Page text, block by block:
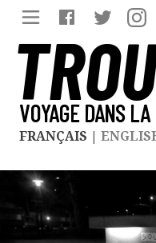
VOYAGE DANS
FRANÇAIS |